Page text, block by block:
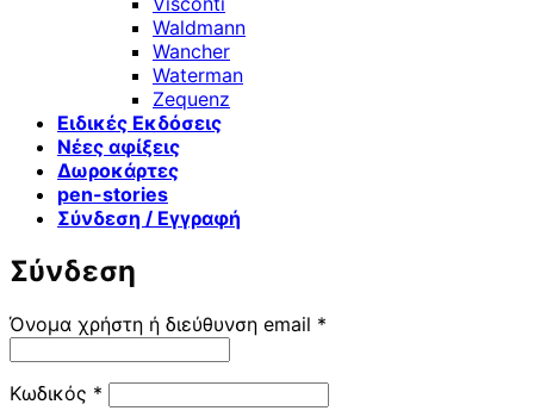
Waldmann
Wancher
Waterman
Zequenz
Ειδικές Εκδόσεις
Νέες αφίξεις
Δωροκάρτες
pen-stories
Σύνδεση / Εγγραφή
Σύνδεση
Όνομα χρήστη ή διεύθυνση email *
Κωδικός * Απαιτείται